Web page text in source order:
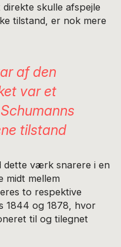
skulle afspejle
tilstand, er nok mere
af den
var et
tilstand
dette værk snarere i en
midt mellem
to respektive
1844 og 1878, hvor
til og tilegnet